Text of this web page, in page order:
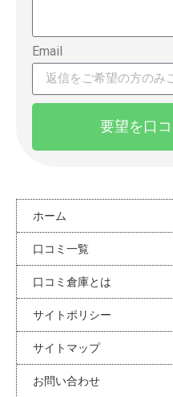
Email
要望を口
ホーム
口コミ一覧
口コミ倉庫とは
サイトポリシー
サイトマップ
お問い合わせ